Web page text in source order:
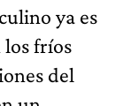
ya es
fríos
del